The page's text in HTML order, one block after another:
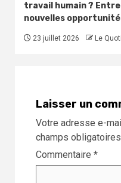
travail humain ?
nouvelles
23 juillet 2026 Le
Laisser un
Votre adresse e-
champs
Commentaire *